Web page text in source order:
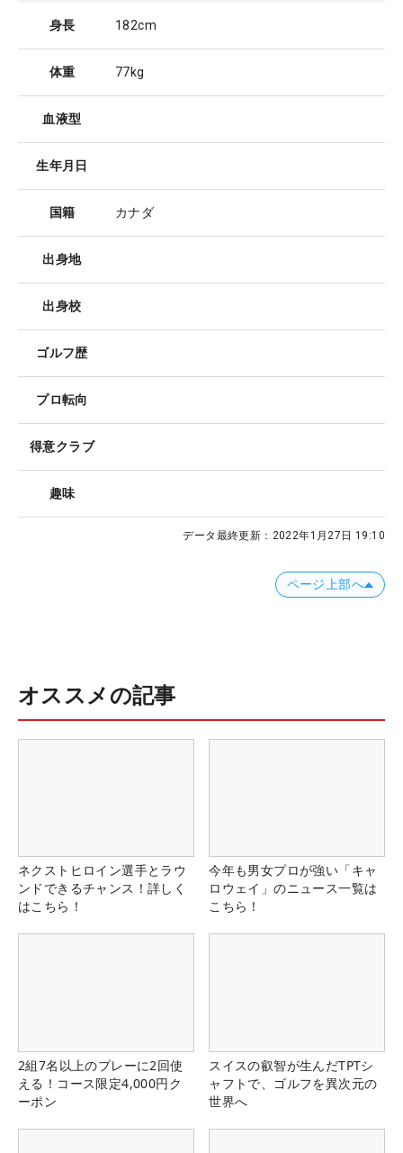
身長 182cm
体重 77kg
血液型
生年月日
国籍 カナダ
出身地
出身校
ゴルフ歴
プロ転向
得意クラブ
趣味
データ最終更新： 2022年1月27日 19:10
ページ上部へ
オススメの記事
ネクストヒロイン選手とラウ
ンドできるチャンス！詳しく
はこちら！
今年も男女プロが強い「キャ
ロウェイ」のニュース一覧は
こちら！
2組7名以上のプレーに2回使
える！コース限定4,000円ク
ーポン
スイスの叡智が生んだTPTシ
ャフトで、ゴルフを異次元の
世界へ